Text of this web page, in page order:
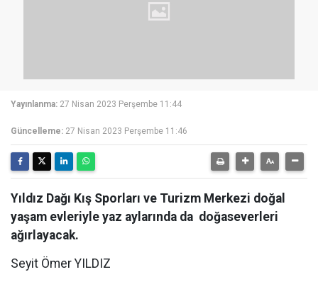
Yayınlanma: 27 Nisan 2023 Perşembe 11:44
Güncelleme: 27 Nisan 2023 Perşembe 11:46
Yıldız Dağı Kış Sporları ve Turizm Merkezi doğal
yaşam evleriyle yaz aylarında da doğaseverleri
ağırlayacak.
Seyit Ömer YILDIZ